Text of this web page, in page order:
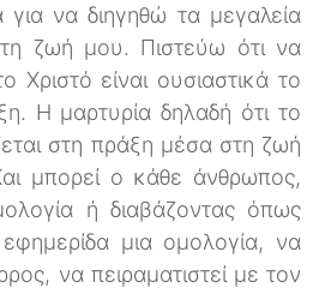
για να διηγηθώ τα μεγαλεία
ζωή μου. Πιστεύω ότι να
Χριστό είναι ουσιαστικά το
Η μαρτυρία δηλαδή ότι το
στη πράξη μέσα στη ζωή
μπορεί ο κάθε άνθρωπος,
ή διαβάζοντας όπως
μια ομολογία, να
να πειραματιστεί με τον